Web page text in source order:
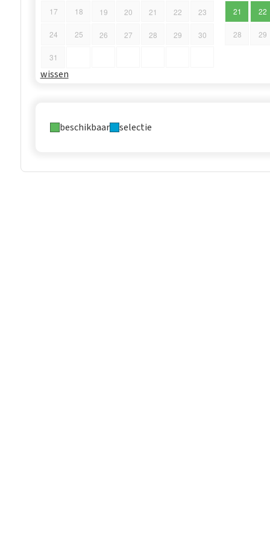
17 18 19 20 21 22 23
24 25 26 27 28 29 30
31
21 22
28 29
wissen
beschikbaar selectie